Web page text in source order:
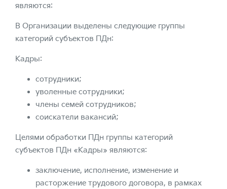
являются:
В Организации выделены следующие группы
категорий субъектов ПДн:
Кадры:
сотрудники;
уволенные сотрудники;
члены семей сотрудников;
соискатели вакансий;
Целями обработки ПДн группы категорий
субъектов ПДн «Кадры» являются:
заключение, исполнение, изменение и
расторжение трудового договора, в рамках